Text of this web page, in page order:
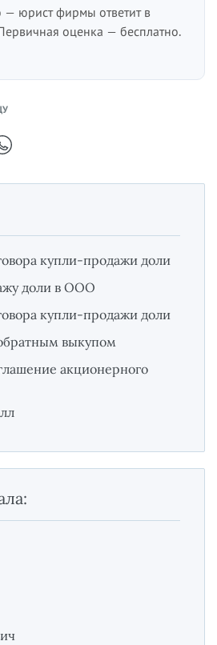
юрист фирмы ответит в
оценка — бесплатно.
купли-продажи доли
доли в ООО
купли-продажи доли
выкупом
акционерного